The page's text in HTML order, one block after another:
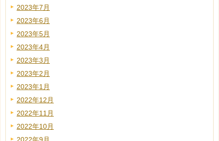
2023年7月
2023年6月
2023年5月
2023年4月
2023年3月
2023年2月
2023年1月
2022年12月
2022年11月
2022年10月